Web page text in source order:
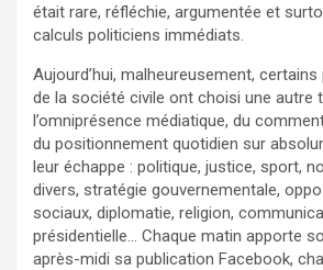
était rare, réfléchie, argumentée et
calculs politiciens immédiats.
Aujourd’hui, malheureusement,
de la société civile ont choisi une autre
l’omniprésence médiatique, du
du positionnement quotidien sur
leur échappe : politique, justice, sport,
divers, stratégie gouvernementale,
sociaux, diplomatie, religion,
présidentielle… Chaque matin apporte
après-midi sa publication Facebook,